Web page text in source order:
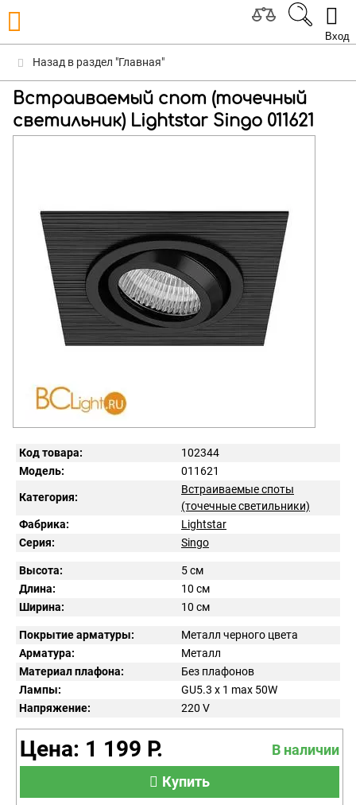
Вход
Назад в раздел "Главная"
Встраиваемый спот (точечный
светильник) Lightstar Singo 011621
Код товара:
102344
Модель:
011621
Категория:
Встраиваемые споты
(точечные светильники)
Фабрика:
Lightstar
Серия:
Singo
Высота:
5 см
Длина:
10 см
Ширина:
10 см
Покрытие арматуры:
Металл черного цвета
Арматура:
Металл
Материал плафона:
Без плафонов
Лампы:
GU5.3 x 1 max 50W
Напряжение:
220 V
Цена: 1 199 Р.
В наличии
Купить